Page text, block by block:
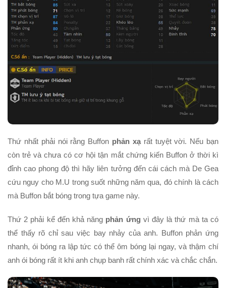
Thứ nhất phải nói rằng Buffon phản xạrất tuyệt vời. Nếu bạn
còn trẻ và chưa có cơ hội tận mắt chứng kiến Buffon ở thời kì
đỉnh cao phong độ thì hãy liên tưởng đến cái cách mà De Gea
cứu nguy cho M.U trong suốt những năm qua, đó chính là cách
mà Buffon bắt bóng trong tựa game này.
Thứ 2 phải kể đến khả năng phản ứng vì đây là thứ mà ta có
thể thấy rõ chỉ sau việc bay nhảy của anh. Buffon phản ứng
nhanh, ói bóng ra lập tức có thể ôm bóng lại ngay, và thậm chí
anh ói bóng rất ít khi anh chụp banh rất chính xác và chắc chắn.